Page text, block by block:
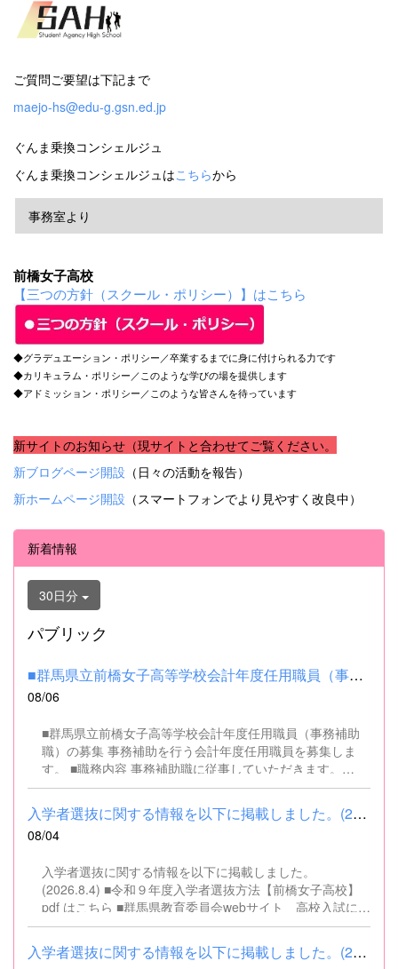
ご質問ご要望は下記まで
maejo-hs@edu-g.gsn.ed.jp
ぐんま乗換コンシェルジュ
ぐんま乗換コンシェルジュはこちらから
事務室より
前橋女子高校
【三つの方針（スクール・ポリシー）】はこちら
◆グラデュエーション・ポリシー／卒業するまでに身に付けられる力です
◆カリキュラム・ポリシー／このような学びの場を提供します
◆アドミッション・ポリシー／このような皆さんを待っています
新サイトのお知らせ（現サイトと合わせてご覧ください。
新ブログページ開設 （日々の活動を報告）
新ホームページ開設 （スマートフォンでより見やすく改良中）
新着情報
30日分
パブリック
■群馬県立前橋女子高等学校会計年度任用職員（事務補助職）の募集...
08/06
■群馬県立前橋女子高等学校会計年度任用職員（事務補助
職）の募集 事務補助を行う会計年度任用職員を募集しま
す。 ■職務内容 事務補助職に従事していただきます。
SSH（スーパーサイエンスハイスクール）事業にかかるパ
ソコンでの文書・資料作成、データ入力・整理事務、電話
対応、書類の整理、その他事務補助業務全般 ■募集人数 １
名 ■募集対象 以下の条件を満たしている方 基本的なパソコ
する方は、応募できませんので御了承ください。 （1）地
方公務員法第16条に該当する者（以下のいずれかに該当す
る人） ・禁錮以上の刑に処せられ、その執行を終わるまで
又は執行を受けることがなくなるまでの者 ・群馬県職員と
して懲戒免職の処分を受け、当該処分の日から2年を経過
しない者 ・人事委員会又は公平委員会の委員の職にあっ
入学者選抜に関する情報を以下に掲載しました。(2026.8.4) ■令和...
08/04
入学者選抜に関する情報を以下に掲載しました。
(2026.8.4) ■令和９年度入学者選抜方法【前橋女子高校】
pdf はこちら ■群馬県教育委員会webサイト 高校入試に関
するページはこちら
入学者選抜に関する情報を以下に掲載しました。(2026.8.4) ■令和...